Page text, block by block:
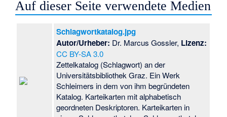
Auf dieser Seite verwendete Medien
Schlagwortkatalog.jpg
Autor/Urheber: Dr. Marcus Gossler, Lizenz:
CC BY-SA 3.0
Zettelkatalog (Schlagwort) an der
Universitätsbibliothek Graz. Ein Werk
Schleimers in dem von ihm begründeten
Katalog. Karteikarten mit alphabetisch
geordneten Deskriptoren. Karteikarten in